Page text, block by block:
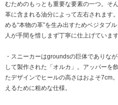
むためのもっとも重要な要素の一つ。そ
革に含まれる油分によって左右されます
める“本物の革”を生み出すためベジタブ
人が手間を惜しまず丁寧に仕上げています
・スニーカーはgroundsの巨体でありな
して製作された「オルカ」。アッパーを
たデザインでヒールの高さはおよそ7cm
えるために粗めな仕様。